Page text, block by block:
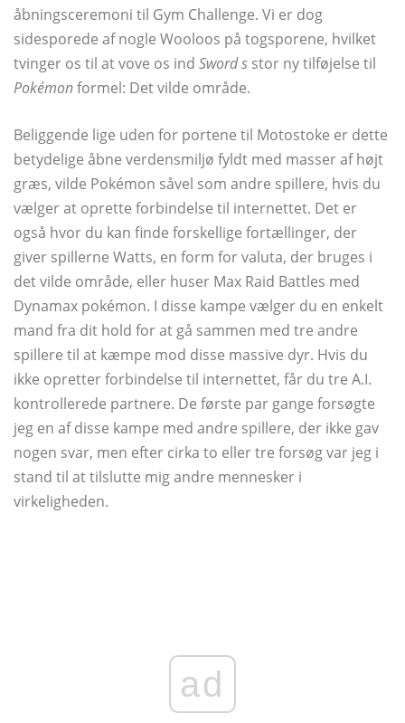
åbningsceremoni til Gym Challenge. Vi er dog
sidesporede af nogle Wooloos på togsporene, hvilket
tvinger os til at vove os ind Sword s stor ny tilføjelse til
Pokémonformel: Det vilde område.
Beliggende lige uden for portene til Motostoke er dette
betydelige åbne verdensmiljø fyldt med masser af højt
græs, vilde Pokémon såvel som andre spillere, hvis du
vælger at oprette forbindelse til internettet. Det er
også hvor du kan finde forskellige fortællinger, der
giver spillerne Watts, en form for valuta, der bruges i
det vilde område, eller huser Max Raid Battles med
Dynamax pokémon. I disse kampe vælger du en enkelt
mand fra dit hold for at gå sammen med tre andre
spillere til at kæmpe mod disse massive dyr. Hvis du
ikke opretter forbindelse til internettet, får du tre A.I.
kontrollerede partnere. De første par gange forsøgte
jeg en af ​​disse kampe med andre spillere, der ikke gav
nogen svar, men efter cirka to eller tre forsøg var jeg i
stand til at tilslutte mig andre mennesker i
virkeligheden.
ad